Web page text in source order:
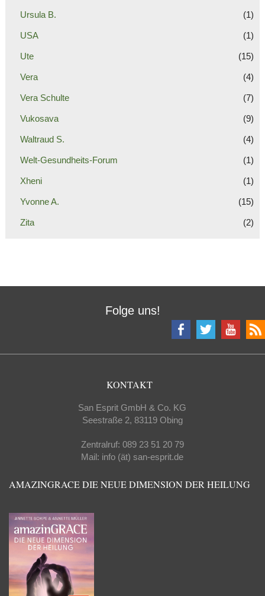
Ursula B. (1)
USA (1)
Ute (15)
Vera (4)
Vera Schulte (7)
Vukosava (9)
Waltraud S. (4)
Welt-Gesundheits-Forum (1)
Xheni (1)
Yvonne A. (15)
Zita (2)
Folge uns!
KONTAKT
San Esprit GmbH & Co. KG
Seestraße 2, 83119 Obing
Zentralruf: 089 23 51 20 79
Mail: info (ät) san-esprit.de
AMAZINGRACE DIE NEUE DIMENSION DER HEILUNG